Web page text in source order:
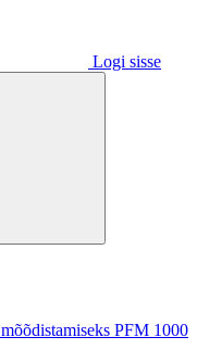
Logi sisse
PFM 1000